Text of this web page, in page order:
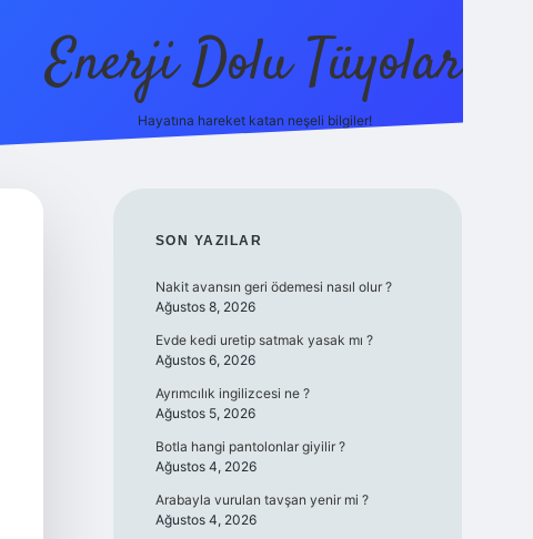
Enerji Dolu Tüyolar
Hayatına hareket katan neşeli bilgiler!
SIDEBAR
SON YAZILAR
Nakit avansın geri ödemesi nasıl olur ?
Ağustos 8, 2026
Evde kedi uretip satmak yasak mı ?
Ağustos 6, 2026
Ayrımcılık ingilizcesi ne ?
Ağustos 5, 2026
Botla hangi pantolonlar giyilir ?
Ağustos 4, 2026
Arabayla vurulan tavşan yenir mi ?
Ağustos 4, 2026